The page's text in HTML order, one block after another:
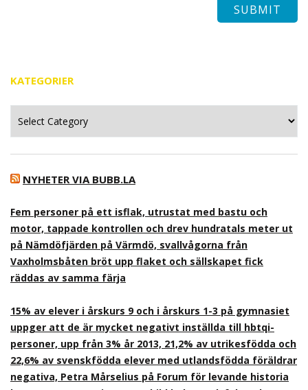
KATEGORIER
NYHETER VIA BUBB.LA
Fem personer på ett isflak, utrustat med bastu och
motor, tappade kontrollen och drev hundratals meter ut
på Nämdöfjärden på Värmdö, svallvågorna från
Vaxholmsbåten bröt upp flaket och sällskapet fick
räddas av samma färja
15% av elever i årskurs 9 och i årskurs 1-3 på gymnasiet
uppger att de är mycket negativt inställda till hbtqi-
personer, upp från 3% år 2013, 21,2% av utrikesfödda och
22,6% av svenskfödda elever med utlandsfödda föräldrar
negativa, Petra Mårselius på Forum för levande historia